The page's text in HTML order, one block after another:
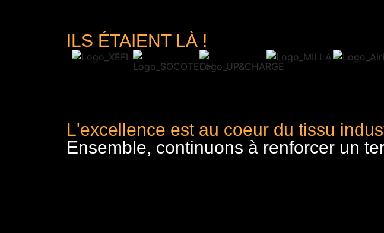
ILS ÉTAIENT LÀ !
L'excellence est au coeur du tissu
Ensemble, continuons à renforcer un